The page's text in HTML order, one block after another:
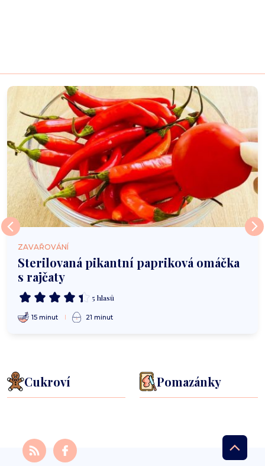
ZAVAŘOVÁNÍ
Sterilovaná pikantní papriková omáčka
s rajčaty
5 hlasů
15 minut 21 minut
Cukroví Pomazánky